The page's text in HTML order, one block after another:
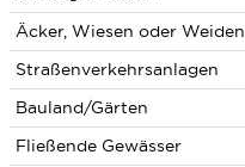
Äcker, Wiesen oder Weiden
Straßenverkehrsanlagen
Bauland/Gärten
Fließende Gewässer